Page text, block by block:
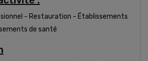
- Restauration - Établissements
de santé